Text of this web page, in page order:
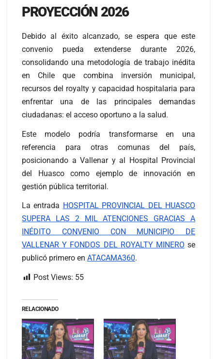
PROYECCIÓN 2026
Debido al éxito alcanzado, se espera que este
convenio pueda extenderse durante 2026,
consolidando una metodología de trabajo inédita
en Chile que combina inversión municipal,
recursos del royalty y capacidad hospitalaria para
enfrentar una de las principales demandas
ciudadanas: el acceso oportuno a la salud.
Este modelo podría transformarse en una
referencia para otras comunas del país,
posicionando a Vallenar y al Hospital Provincial
del Huasco como ejemplo de innovación en
gestión pública territorial.
La entrada HOSPITAL PROVINCIAL DEL HUASCO
SUPERA LAS 2 MIL ATENCIONES GRACIAS A
INÉDITO CONVENIO CON MUNICIPIO DE
VALLENAR Y FONDOS DEL ROYALTY MINERO se
publicó primero en ATACAMA360.
Post Views: 55
RELACIONADO